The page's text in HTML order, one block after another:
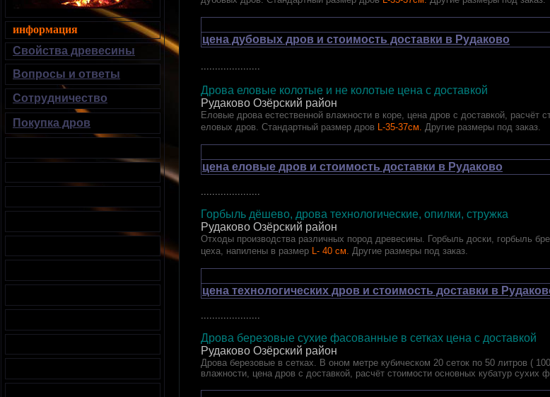
цена дубовых дров и стоимость доставки в Рудаково
Дрова еловые колотые и не колотые цена с доставкой
Рудаково Озёрский район
Еловые дрова естественной влажности в коре, цена дров с доставкой, расчёт
еловых дров. Стандартный размер дров L-35-37см. Другие размеры под заказ.
цена еловые дров и стоимость доставки в Рудаково
.....................
Горбыль дёшево, дрова технологические, опилки, стружка
Рудаково Озёрский район
Отходы производства различных пород древесины. Горбыль доски, горбыль
цеха, напилены в размер L- 40 см. Другие размеры под заказ.
цена технологических дров и стоимость доставки в
.....................
Дрова березовые сухие фасованные в сетках цена с доставкой
Рудаково Озёрский район
Дрова березовые в сетках. В оном метре кубическом 20 сеток по 50 литров (
влажности, цена дров с доставкой, расчёт стоимости основных кубатур сухих
информация
Свойства древесины
Вопросы и ответы
Сотрудничество
Покупка дров